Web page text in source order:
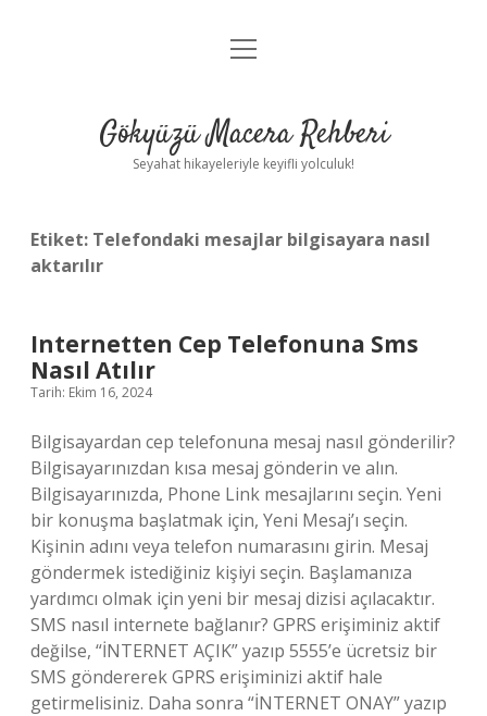
Anasayfa
Yasal Uyarı
menüyü
Gökyüzü Macera Rehberi
Seyahat hikayeleriyle keyifli yolculuk!
Etiket: Telefondaki mesajlar bilgisayara nasıl
aktarılır
Internetten Cep Telefonuna Sms
Nasıl Atılır
Tarih: Ekim 16, 2024
Bilgisayardan cep telefonuna mesaj nasıl gönderilir?
Bilgisayarınızdan kısa mesaj gönderin ve alın.
Bilgisayarınızda, Phone Link mesajlarını seçin. Yeni
bir konuşma başlatmak için, Yeni Mesaj’ı seçin.
Kişinin adını veya telefon numarasını girin. Mesaj
göndermek istediğiniz kişiyi seçin. Başlamanıza
yardımcı olmak için yeni bir mesaj dizisi açılacaktır.
SMS nasıl internete bağlanır? GPRS erişiminiz aktif
değilse, “İNTERNET AÇIK” yazıp 5555’e ücretsiz bir
SMS göndererek GPRS erişiminizi aktif hale
getirmelisiniz. Daha sonra “İNTERNET ONAY” yazıp